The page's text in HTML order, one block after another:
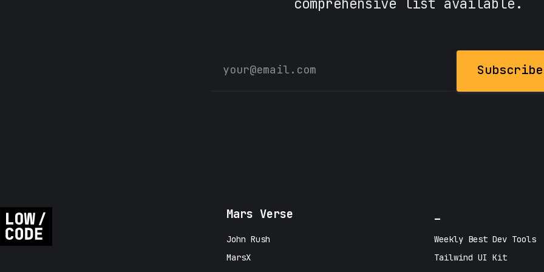
comprehensive list available.
Subscribe
Mars Verse
John Rush
MarsX
_
Weekly Best Dev Tools
Tailwind UI Kit